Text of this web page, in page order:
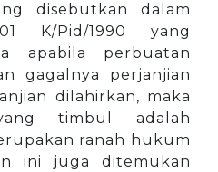
disebutkan dalam
K/Pid/1990 yang
apabila perbuatan
gagalnya perjanjian
dilahirkan, maka
timbul adalah
ranah hukum
ini juga ditemukan